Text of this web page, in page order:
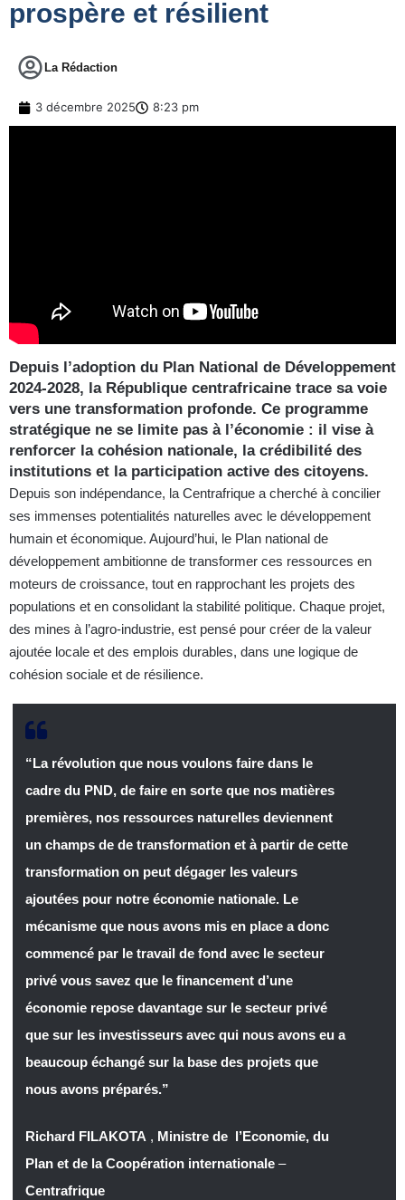
prospère et résilient
La Rédaction
3 décembre 2025 8:23 pm
Depuis l’adoption du Plan National de Développement
2024-2028, la République centrafricaine trace sa voie
vers une transformation profonde. Ce programme
stratégique ne se limite pas à l’économie : il vise à
renforcer la cohésion nationale, la crédibilité des
institutions et la participation active des citoyens.
Depuis son indépendance, la Centrafrique a cherché à concilier
ses immenses potentialités naturelles avec le développement
humain et économique. Aujourd’hui, le Plan national de
développement ambitionne de transformer ces ressources en
moteurs de croissance, tout en rapprochant les projets des
populations et en consolidant la stabilité politique. Chaque projet,
des mines à l’agro-industrie, est pensé pour créer de la valeur
ajoutée locale et des emplois durables, dans une logique de
cohésion sociale et de résilience.
“La révolution que nous voulons faire dans le
cadre du PND, de faire en sorte que nos matières
premières, nos ressources naturelles deviennent
un champs de de transformation et à partir de cette
transformation on peut dégager les valeurs
ajoutées pour notre économie nationale. Le
mécanisme que nous avons mis en place a donc
commencé par le travail de fond avec le secteur
privé vous savez que le financement d’une
économie repose davantage sur le secteur privé
que sur les investisseurs avec qui nous avons eu a
beaucoup échangé sur la base des projets que
nous avons préparés.”
Richard FILAKOTA , Ministre de l’Economie, du
Plan et de la Coopération internationale–
Centrafrique